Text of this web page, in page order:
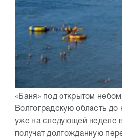
«Баня» под открытом
Волгоградскую область до
уже на следующей неделе
получат долгожданную